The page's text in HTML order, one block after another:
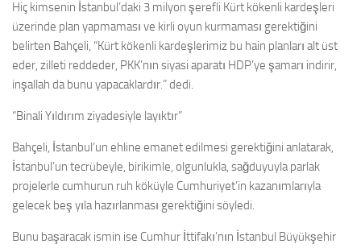
Hiç kimsenin İstanbul’daki 3 milyon şerefli Kürt kökenli kardeşleri
üzerinde plan yapmaması ve kirli oyun kurmaması gerektiğini
belirten Bahçeli, “Kürt kökenli kardeşlerimiz bu hain planları alt üst
eder, zilleti reddeder, PKK’nın siyasi aparatı HDP’ye şamarı indirir,
inşallah da bunu yapacaklardır.” dedi.
“Binali Yıldırım ziyadesiyle layıktır”
Bahçeli, İstanbul’un ehline emanet edilmesi gerektiğini anlatarak,
İstanbul’un tecrübeyle, birikimle, olgunlukla, sağduyuyla parlak
projelerle cumhurun ruh köküyle Cumhuriyet’in kazanımlarıyla
gelecek beş yıla hazırlanması gerektiğini söyledi.
Bunu başaracak ismin ise Cumhur İttifakı’nın İstanbul Büyükşehir